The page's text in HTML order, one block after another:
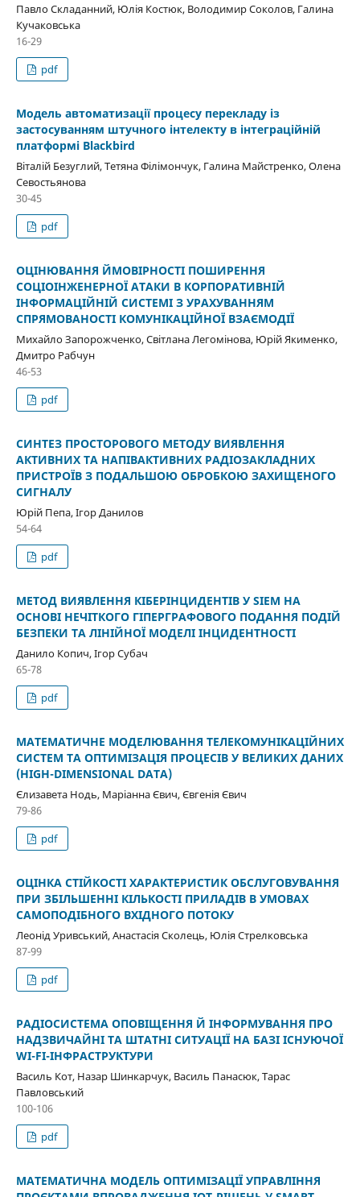
Павло Складанний, Юлія Костюк, Володимир Соколов, Галина
Кучаковська
16-29
pdf
Модель автоматизації процесу перекладу із
застосуванням штучного інтелекту в інтеграційній
платформі Blackbird
Віталій Безуглий, Тетяна Філімончук, Галина Майстренко, Олена
Севостьянова
30-45
pdf
ОЦІНЮВАННЯ ЙМОВІРНОСТІ ПОШИРЕННЯ
СОЦІОІНЖЕНЕРНОЇ АТАКИ В КОРПОРАТИВНІЙ
ІНФОРМАЦІЙНІЙ СИСТЕМІ З УРАХУВАННЯМ
СПРЯМОВАНОСТІ КОМУНІКАЦІЙНОЇ ВЗАЄМОДІЇ
Михайло Запорожченко, Світлана Легомінова, Юрій Якименко,
Дмитро Рабчун
46-53
pdf
СИНТЕЗ ПРОСТОРОВОГО МЕТОДУ ВИЯВЛЕННЯ
АКТИВНИХ ТА НАПІВАКТИВНИХ РАДІОЗАКЛАДНИХ
ПРИСТРОЇВ З ПОДАЛЬШОЮ ОБРОБКОЮ ЗАХИЩЕНОГО
СИГНАЛУ
Юрій Пепа, Ігор Данилов
54-64
pdf
МЕТОД ВИЯВЛЕННЯ КІБЕРІНЦИДЕНТІВ У SIEM НА
ОСНОВІ НЕЧІТКОГО ГІПЕРГРАФОВОГО ПОДАННЯ ПОДІЙ
БЕЗПЕКИ ТА ЛІНІЙНОЇ МОДЕЛІ ІНЦИДЕНТНОСТІ
Данило Копич, Ігор Субач
65-78
pdf
МАТЕМАТИЧНЕ МОДЕЛЮВАННЯ ТЕЛЕКОМУНІКАЦІЙНИХ
СИСТЕМ ТА ОПТИМІЗАЦІЯ ПРОЦЕСІВ У ВЕЛИКИХ ДАНИХ
(HIGH-DIMENSIONAL DATA)
Єлизавета Нодь, Маріанна Євич, Євгенія Євич
79-86
pdf
ОЦІНКА СТІЙКОСТІ ХАРАКТЕРИСТИК ОБСЛУГОВУВАННЯ
ПРИ ЗБІЛЬШЕННІ КІЛЬКОСТІ ПРИЛАДІВ В УМОВАХ
САМОПОДІБНОГО ВХІДНОГО ПОТОКУ
Леонід Уривський, Анастасія Сколець, Юлія Стрелковська
87-99
pdf
РАДІОСИСТЕМА ОПОВІЩЕННЯ Й ІНФОРМУВАННЯ ПРО
НАДЗВИЧАЙНІ ТА ШТАТНІ СИТУАЦІЇ НА БАЗІ ІСНУЮЧОЇ
WI-FI-ІНФРАСТРУКТУРИ
Василь Кот, Назар Шинкарчук, Василь Панасюк, Тарас
Павловський
100-106
pdf
МАТЕМАТИЧНА МОДЕЛЬ ОПТИМІЗАЦІЇ УПРАВЛІННЯ